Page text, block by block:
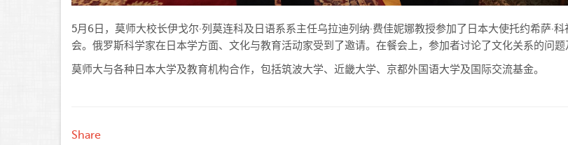
5月6日，莫师大校长伊戈尔·列莫连科及日语系系主任乌拉迪列纳·费佳妮娜教授参加了日本大使托约希萨·
会。俄罗斯科学家在日本学方面、文化与教育活动家受到了邀请。在餐会上，参加者讨论了文化关系的问题
莫师大与各种日本大学及教育机构合作，包括筑波大学、近畿大学、京都外国语大学及国际交流基金。
Share